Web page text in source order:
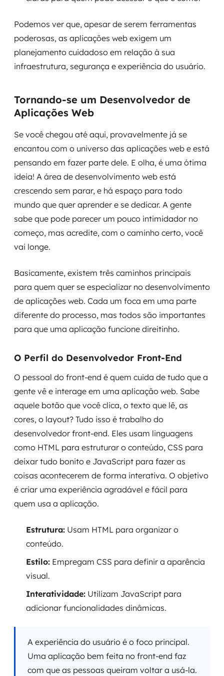
Podemos ver que, apesar de serem ferramentas
poderosas, as aplicações web exigem um
planejamento cuidadoso em relação à sua
infraestrutura, segurança e experiência do usuário.
Tornando-se um Desenvolvedor de
Aplicações Web
Se você chegou até aqui, provavelmente já se
encantou com o universo das aplicações web e está
pensando em fazer parte dele. E olha, é uma ótima
ideia! A área de desenvolvimento web está
crescendo sem parar, e há espaço para todo
mundo que quer aprender e se dedicar. A gente
sabe que pode parecer um pouco intimidador no
começo, mas acredite, com o caminho certo, você
vai longe.
Basicamente, existem três caminhos principais
para quem quer se especializar no desenvolvimento
de aplicações web. Cada um foca em uma parte
diferente do processo, mas todos são importantes
para que uma aplicação funcione direitinho.
O Perfil do Desenvolvedor Front-End
O pessoal do front-end é quem cuida de tudo que a
gente vê e interage em uma aplicação web. Sabe
aquele botão que você clica, o texto que lê, as
cores, o layout? Tudo isso é trabalho do
desenvolvedor front-end. Eles usam linguagens
como HTML para estruturar o conteúdo, CSS para
deixar tudo bonito e JavaScript para fazer as
coisas acontecerem de forma interativa. O objetivo
é criar uma experiência agradável e fácil para
quem usa a aplicação.
Estrutura: Usam HTML para organizar o
conteúdo.
Estilo: Empregam CSS para definir a aparência
visual.
Interatividade: Utilizam JavaScript para
adicionar funcionalidades dinâmicas.
A experiência do usuário é o foco principal.
Uma aplicação bem feita no front-end faz
com que as pessoas queiram voltar a usá-la.